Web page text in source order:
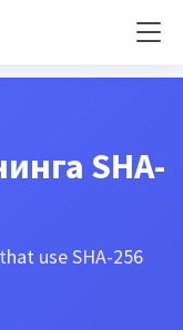
SHA-
use SHA-256